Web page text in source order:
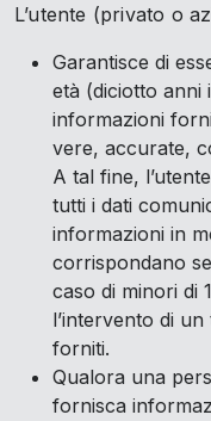
L’utente (privato o
Garantisce di
età (diciotto anni
informazioni
vere, accurate,
A tal fine,
tutti i dati
informazioni in
corrispondano
caso di minori di
l’intervento di
forniti.
Qualora una
fornisca